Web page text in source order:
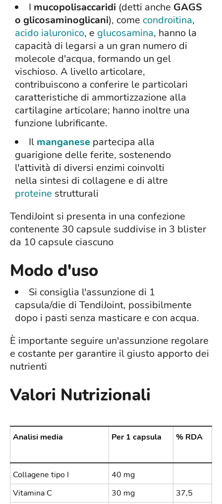
I mucopolisaccaridi (detti anche GAGS
o glicosaminoglicani), come condroitina,
acido ialuronico, e glucosamina, hanno la
capacità di legarsi a un gran numero di
molecole d'acqua, formando un gel
vischioso. A livello articolare,
contribuiscono a conferire le particolari
caratteristiche di ammortizzazione alla
cartilagine articolare; hanno inoltre una
funzione lubrificante.
Il manganese partecipa alla
guarigione delle ferite, sostenendo
l'attività di diversi enzimi coinvolti
nella sintesi di collagene e di altre
proteine strutturali
TendiJoint si presenta in una confezione
contenente 30 capsule suddivise in 3 blister
da 10 capsule ciascuno
Modo d'uso
Si consiglia l'assunzione di 1
capsula/die di TendiJoint, possibilmente
dopo i pasti senza masticare e con acqua.
È importante seguire un'assunzione regolare
e costante per garantire il giusto apporto dei
nutrienti
Valori Nutrizionali
Analisi media Per 1 capsula % RDA
Collagene tipo I
40 mg
Vitamina C
30 mg
37,5